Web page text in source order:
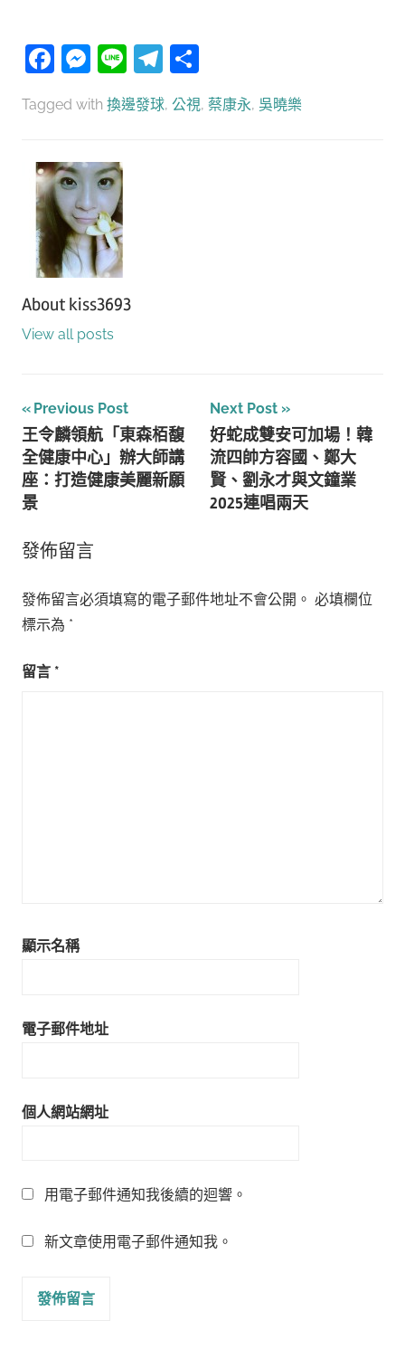
Facebook
Messenger
LineTelegram
Tagged with 換邊發球, 公視, 蔡康永, 吳曉樂
About kiss3693
View all posts
文
章
導
覽
Previous Post
王令麟領航「東森栢馥
全健康中心」辦大師講
座：打造健康美麗新願
景
Next Post
好蛇成雙安可加場！韓
流四帥方容國、鄭大
賢、劉永才與文鐘業
2025連唱兩天
發佈留言
發佈留言必須填寫的電子郵件地址不會公開。 必填欄位
標示為 *
留言 *
顯示名稱
電子郵件地址
個人網站網址
用電子郵件通知我後續的迴響。
新文章使用電子郵件通知我。